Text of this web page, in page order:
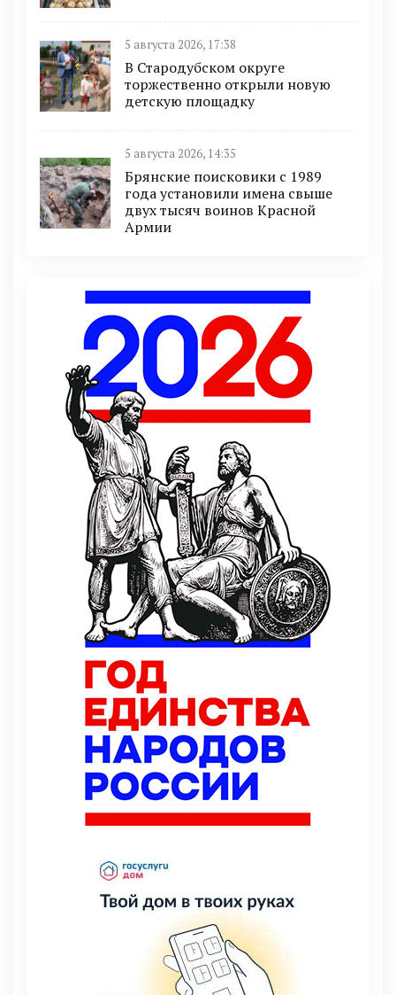
5 августа 2026, 17:38
В Стародубском округе
торжественно открыли новую
детскую площадку
5 августа 2026, 14:35
Брянские поисковики с 1989
года установили имена свыше
двух тысяч воинов Красной
Армии